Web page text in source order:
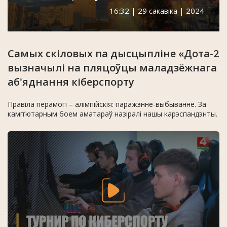
16:32 | 29 сакавіка | 2024
Самых скіловых па дысцыпліне «Дота-2
вызначылі на пляцоўцы маладзёжнага
аб'яднання кіберспорту
Правіла перамогі – алімпійскія: паражэнне-выбыванне. За
камп’ютарным боем аматараў назіралі нашы карэспандэнты.